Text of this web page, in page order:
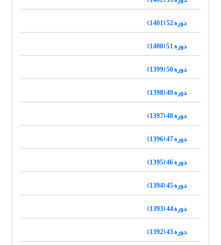
دوره 52 (1401)
دوره 51 (1400)
دوره 50 (1399)
دوره 49 (1398)
دوره 48 (1397)
دوره 47 (1396)
دوره 46 (1395)
دوره 45 (1394)
دوره 44 (1393)
دوره 43 (1392)